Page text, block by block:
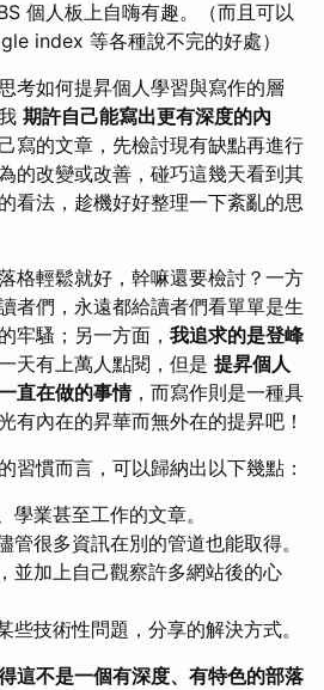
個人板上自嗨有趣。（而且可以
index 等各種說不完的好處）
考如何提昇個人學習與寫作的層
期許自己能寫出更有深度的內
寫的文章，先檢討現有缺點再進行
的改變或改善，碰巧這幾天看到其
看法，趁機好好整理一下紊亂的思
格輕鬆就好，幹嘛還要檢討？一方
者們，永遠都給讀者們看單單是生
牢騷；另一方面， 我追求的是登峰
天有上萬人點閱，但是 提昇個人
直在做的事情，而寫作則是一種具
有內在的昇華而無外在的提昇吧！
習慣而言，可以歸納出以下幾點：
學業甚至工作的文章。
管很多資訊在別的管道也能取得。
並加上自己觀察許多網站後的心
些技術性問題，分享的解決方式。
這不是一個有深度、有特色的部落